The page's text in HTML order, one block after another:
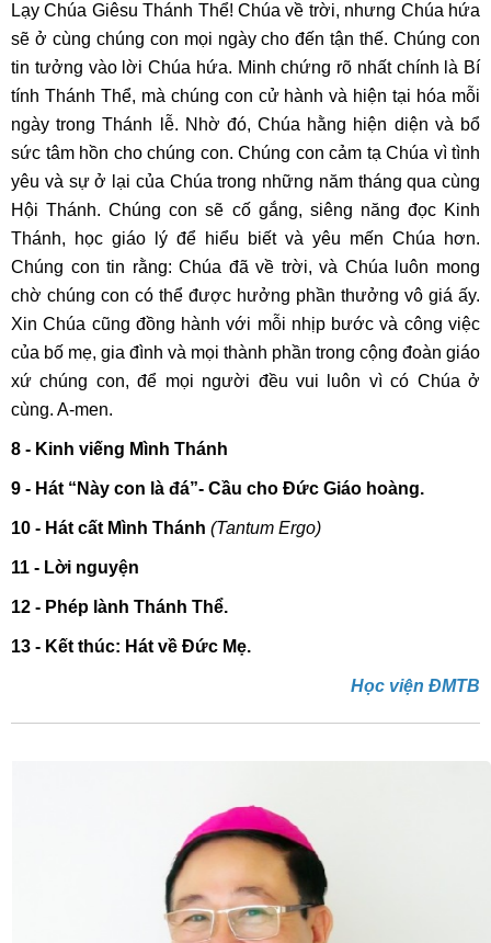
Lạy Chúa Giêsu Thánh Thể! Chúa về trời, nhưng Chúa hứa
sẽ ở cùng chúng con mọi ngày cho đến tận thế. Chúng con
tin tưởng vào lời Chúa hứa. Minh chứng rõ nhất chính là Bí
tính Thánh Thể, mà chúng con cử hành và hiện tại hóa mỗi
ngày trong Thánh lễ. Nhờ đó, Chúa hằng hiện diện và bổ
sức tâm hồn cho chúng con. Chúng con cảm tạ Chúa vì tình
yêu và sự ở lại của Chúa trong những năm tháng qua cùng
Hội Thánh. Chúng con sẽ cố gắng, siêng năng đọc Kinh
Thánh, học giáo lý để hiểu biết và yêu mến Chúa hơn.
Chúng con tin rằng: Chúa đã về trời, và Chúa luôn mong
chờ chúng con có thể được hưởng phần thưởng vô giá ấy.
Xin Chúa cũng đồng hành với mỗi nhịp bước và công việc
của bố mẹ, gia đình và mọi thành phần trong cộng đoàn giáo
xứ chúng con, để mọi người đều vui luôn vì có Chúa ở
cùng. A-men.
8 - Kinh viếng Mình Thánh
9 - Hát “Này con là đá”- Cầu cho Đức Giáo hoàng.
10 - Hát cất Mình Thánh (Tantum Ergo)
11 - Lời nguyện
12 - Phép lành Thánh Thể.
13 - Kết thúc: Hát về Đức Mẹ.
Học viện ĐMTB